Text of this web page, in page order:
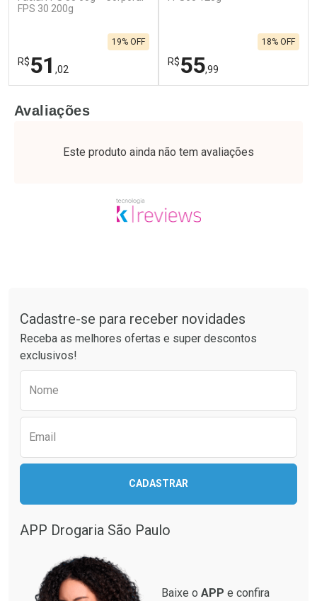
FPS 30 200g
R$51 ,02
19% OFF
Laboratório
Ativar Desconto
Comprar sem Desconto
Por Menos
Comprar sem Desconto
Por R$ 51,02/cada
R$55,99
18% OFF
Laboratório
Ativar Desconto
Comprar sem Desconto
Por Menos
Comprar sem Desconto
Avaliações
Este produto ainda não tem avaliações
Cadastre-se para receber novidades
Receba as melhores ofertas e super descontos
exclusivos!
Nome
Email
CADASTRAR
APP Drogaria São Paulo
Baixe o APP e confira